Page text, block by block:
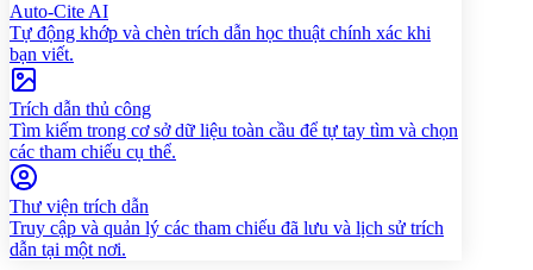
Auto-Cite AI
Tự động khớp và chèn trích dẫn học thuật chính xác khi
bạn viết.
Trích dẫn thủ công
Tìm kiếm trong cơ sở dữ liệu toàn cầu để tự tay tìm và chọn
các tham chiếu cụ thể.
Thư viện trích dẫn
Truy cập và quản lý các tham chiếu đã lưu và lịch sử trích
dẫn tại một nơi.